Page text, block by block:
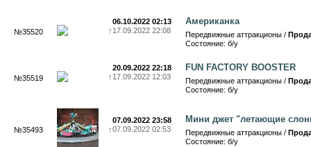
№35520
06.10.2022 02:13
↑ 17.09.2022 22:08
Американка
Передвижные аттракционы /
Состояние: б/у
№35519
20.09.2022 22:18
↑ 17.09.2022 12:03
FUN FACTORY BOOSTER
Передвижные аттракционы /
Состояние: б/у
№35493
07.09.2022 23:58
↑07.09.2022 02:53
Мини джет "летающие
Передвижные аттракционы /
Состояние: б/у